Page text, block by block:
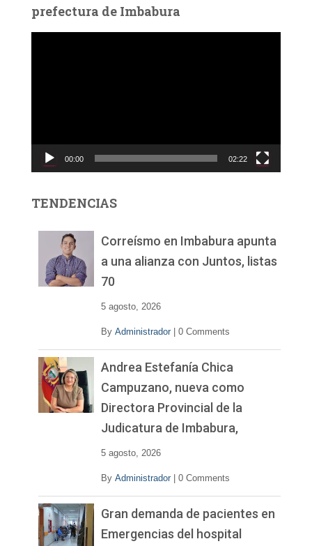
prefectura de Imbabura
c
d
00:00 02:22
TENDENCIAS
Correísmo en Imbabura apunta
a una alianza con Juntos, listas
70
5 agosto, 2026
By Administrador 0 Comments
Andrea Estefanía Chica
Campuzano, nueva como
Directora Provincial de la
Judicatura de Imbabura,
5 agosto, 2026
By Administrador 0 Comments
Gran demanda de pacientes en
Emergencias del hospital